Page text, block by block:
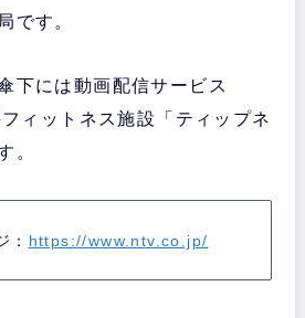
です。
下には動画配信サービス
ィットネス施設「ティップネ
。
： https://www.ntv.co.jp/